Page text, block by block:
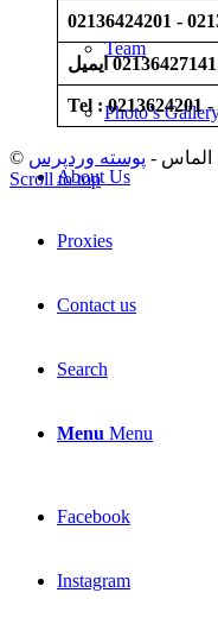
Team
Photo’s
About Us
Proxies
Contact us
Search
Menu Menu
Facebook
Instagram
Tel : 0213624201
الماس -
Scroll to top